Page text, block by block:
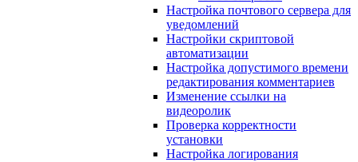
Настройка почтового сервера для
уведомлений
Настройки скриптовой
автоматизации
Настройка допустимого времени
редактирования комментариев
Изменение ссылки на
видеоролик
Проверка корректности
установки
Настройка логирования